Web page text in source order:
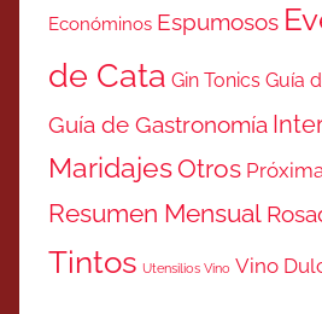
Económinos Espumosos
de Cata Gin Tonics Guía
Guía de Gastronomía
MaridajesOtros
Resumen Mensual
Tintos Utensilios Vino Vino